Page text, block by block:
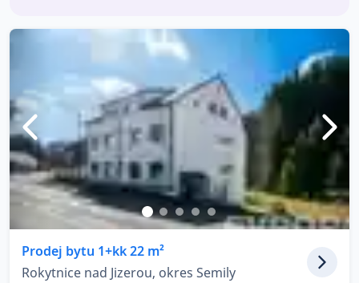
Prodej bytu 1+kk 22 m²
Rokytnice nad Jizerou, okres Semily